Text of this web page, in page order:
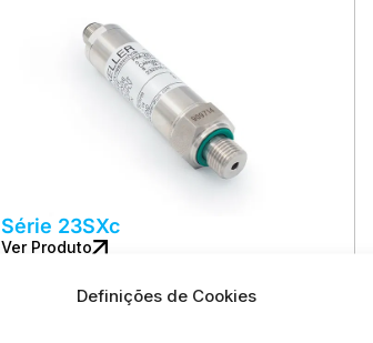
Definições de Cookies
Série 23SXc
Ver Produto